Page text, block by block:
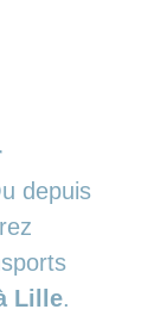
depuis
Lille.